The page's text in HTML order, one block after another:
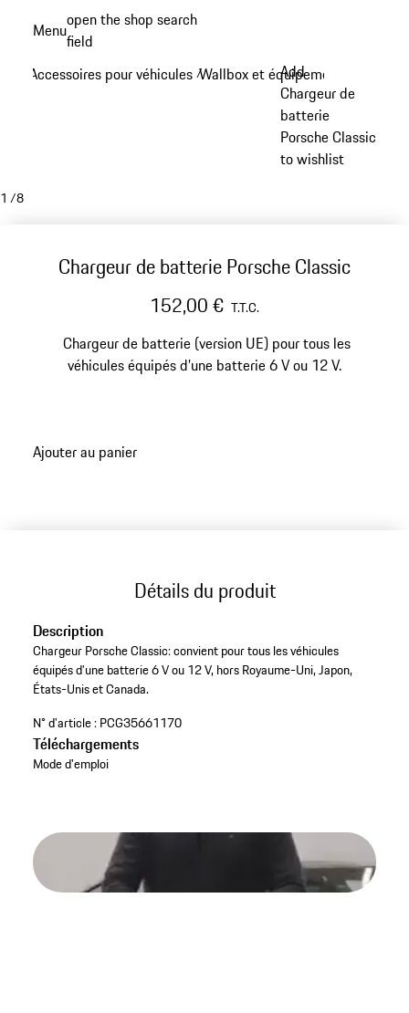
principal
Menuopen the shop search
field
Accessoires pour véhicules /Wallbox et équipement de
Add
Chargeur de
batterie
Porsche Classic
to wishlist
1 /8
Chargeur de batterie Porsche Classic
152,00 € T.T.C.
Chargeur de batterie (version UE) pour tous les
véhicules équipés d’une batterie 6 V ou 12 V.
Ajouter au panier
Détails du produit
Description
Chargeur Porsche Classic: convient pour tous les véhicules
équipés d’une batterie 6 V ou 12 V, hors Royaume-Uni, Japon,
États-Unis et Canada.
N° d'article : PCG35661170
Téléchargements
Mode d'emploi